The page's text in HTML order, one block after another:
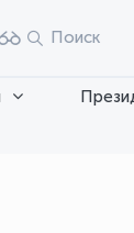
Поиск